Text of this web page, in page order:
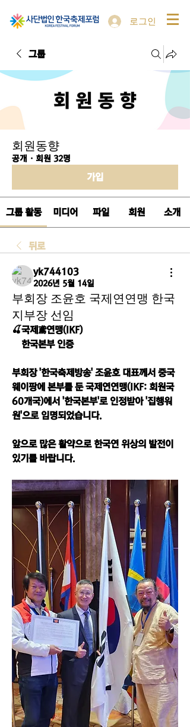
로그인
그룹
회원동향
공개 · 회원 32명
가입
그룹 활동 미디어 파일 회원 소개
뒤로
yk744103
2026년 5월 14일
부회장 조윤호 국제연연맹 한국
지부장 선임
🍒국제鳶연맹(IKF)
    한국본부 인증
부회장 '한국축제방송' 조윤호 대표께서 중국
웨이팡에 본부를 둔 국제연연맹(IKF: 회원국
60개국)에서 '한국본부'로 인정받아 '집행워
원'으로 임명되었습니다.
앞으로 많은 활약으로 한국연 위상의 발전이
있기를 바랍니다.